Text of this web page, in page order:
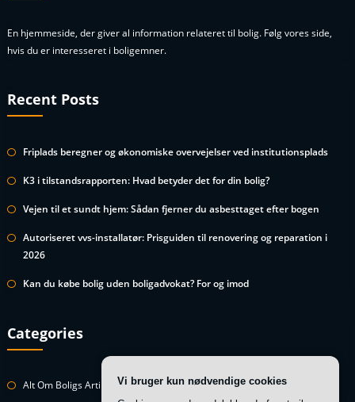
En hjemmeside, der giver al information relateret til bolig. Følg vores side,
hvis du er interesseret i boligemner.
Recent Posts
Friplads beregner og økonomiske overvejelser ved institutionsplads
K3 i tilstandsrapporten: Hvad betyder det for din bolig?
Vejen til et sundt hjem: Sådan fjerner du asbesttaget efter bogen
Autoriseret vvs-installatør: Prisguiden til renovering og reparation i
2026
Kan du købe bolig uden boligadvokat? For og imod
Categories
Alt Om Boligs Artikler Vi bruger kun nødvendige cookies